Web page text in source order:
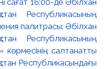
Республикасының
палитрасы: Әбілхан
Республикасының
көрмесінің салтанатты
Республикасындағы